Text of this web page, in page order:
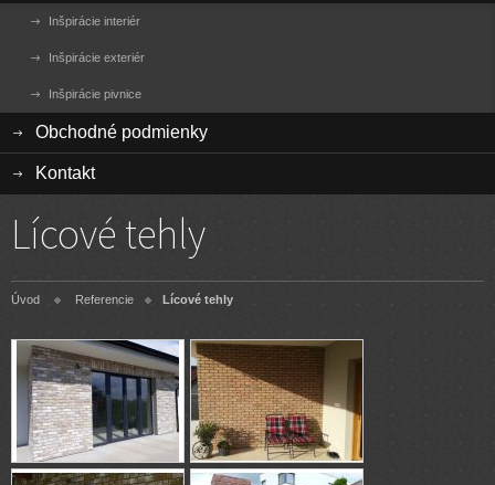
Inšpirácie interiér
Inšpirácie exteriér
Inšpirácie pivnice
Obchodné podmienky
Kontakt
Lícové tehly
Úvod Referencie Lícové tehly